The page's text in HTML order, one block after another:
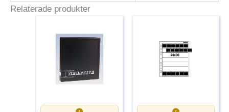
Relaterade produkter